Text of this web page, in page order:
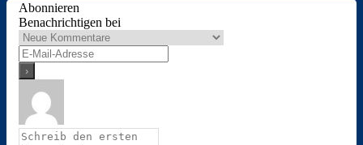
Abonnieren
Benachrichtigen bei